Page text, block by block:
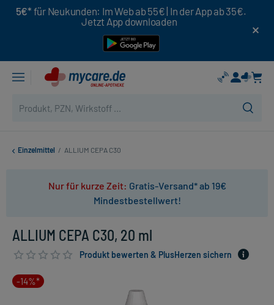
5€* für Neukunden: Im Web ab 55€ | In der App ab 35€.
Jetzt App downloaden
Einzelmittel / ALLIUM CEPA C30
Nur für kurze Zeit: Gratis-Versand* ab 19€
Mindestbestellwert!
ALLIUM CEPA C30, 20 ml
Produkt bewerten & PlusHerzen sichern
-14%*